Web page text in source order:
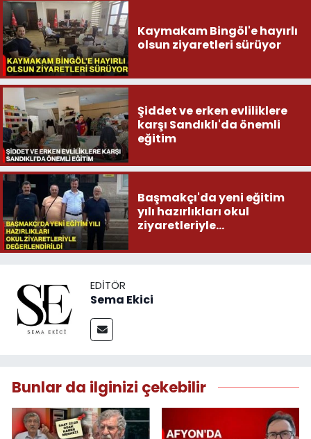
Kaymakam Bingöl'e hayırlı
olsun ziyaretleri sürüyor
Şiddet ve erken evliliklere
karşı Sandıklı'da önemli
eğitim
Başmakçı'da yeni eğitim
yılı hazırlıkları okul
ziyaretleriyle
EDITÖR
Sema Ekici
Bunlar da ilginizi çekebilir